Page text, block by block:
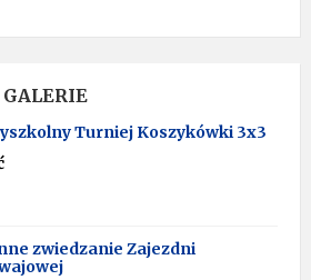
GALERIE
Turniej Koszykówki 3x3
zwiedzanie Zajezdni